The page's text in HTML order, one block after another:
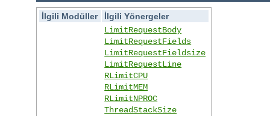
İlgili Modüller
İlgili Yönergeler
LimitRequestBody
LimitRequestFields
LimitRequestFieldsize
LimitRequestLine
RLimitCPU
RLimitMEM
RLimitNPROC
ThreadStackSize